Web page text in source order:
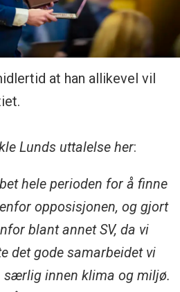
at han allikevel vil
Lunds uttalelse her:
hele perioden for å finne
opposisjonen, og gjort
blant annet SV, da vi
det gode samarbeidet vi
innen klima og miljø.